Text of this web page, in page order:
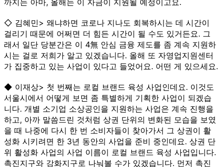
◇ 김혜민> 왜냐하면 코로나 지나도 회복하시는 데 시간이
걸리기 때문에 어쩌면 더 힘든 시간이 될 수도 있거든요. 그
래서 일단 당분간은 이 4無 안심 금융 제도를 좀 계속 지원하
시는 걸로 저희가 알고 있겠습니다. 올해 또 자영업지원센터
가 집중하고 있는 사업이 있다고 들었어요. 어떤 게 있으세요.
◆ 이재상> 첫 번째는 로컬 브랜드 육성 사업인데요. 이것도
서울시에서 어떻게 보면 좀 특별하게 기획한 사업이 되겠습
니다. 개별 소기업 소상공인을 지원하는 사업은 계속 진행을
하고, 아까 말씀드린 것처럼 상권 단위의 변화된 모습을 보였
을 때 나중에 다시 한 번 소비자들이 찾아가서 그 상권이 활
성화 시키려면 한 3년 동안의 사업을 준비 중인데요. 상권 단
위 활성화 사업의 사업 이름이 로컬 브랜드 육성 사업입니다.
촉진지구와 강화지구로 나눠볼 수가 있겠습니다. 먼저 촉진